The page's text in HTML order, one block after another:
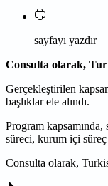
sayfayı yazdır
Consulta olarak,
Gerçekleştirilen
başlıklar ele alındı.
Program
süreci, kurum içi
Consulta olarak,